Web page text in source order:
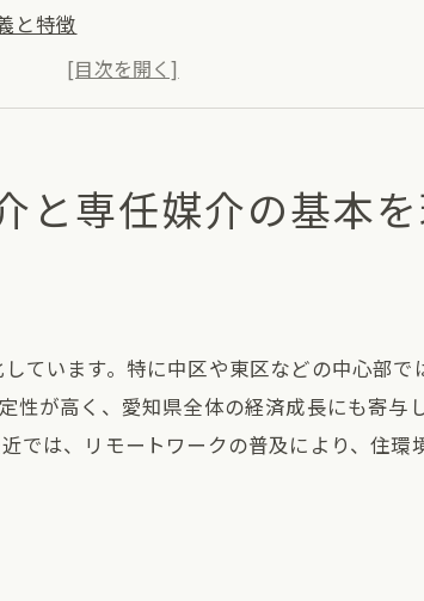
と特徴
と特徴
媒介の契約プロセス
本的な流れ
名古屋市の不動産取引における選択のポイン
産市場での契約タイプ選びのポイント
媒介の比較
ントの選び方
と専任媒介の基本
ています。特に中区や東区などの中心部
性が高く、愛知県全体の経済成長にも寄与
では、リモートワークの普及により、住環